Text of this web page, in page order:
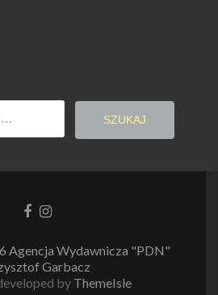
SZUKAJ
LinkLink
Agencja Wydawnicza "PDN"
Garbacz
by ThemeIsle